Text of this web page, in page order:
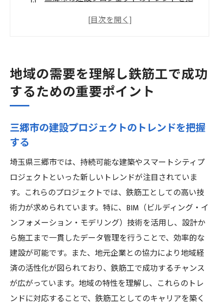
地元住民のニーズに応えるためのアプロー
チ
地元企業と協力するメリットを考える
必要な技術を磨くためのトレーニング法
鉄筋工に関連する主要な資格とは
資格取得がキャリアに与える影響
継続的なスキルアップの方法
現場で即戦力となる知識の習得方法
技術と経験を活かしたプロジェクト参入法
三郷市で鉄筋工として成功するためのコミュニ
ティの力
地元コミュニティとの連携の重要性
地域の需要を理解し鉄筋工で成功
するための重要ポイント
三郷市の建設プロジェクトのトレンドを把握
する
埼玉県三郷市では、持続可能な建築やスマートシティプ
ロジェクトといった新しいトレンドが注目されていま
す。これらのプロジェクトでは、鉄筋工としての高い技
術力が求められています。特に、BIM（ビルディング・イ
ンフォメーション・モデリング）技術を活用し、設計か
ら施工まで一貫したデータ管理を行うことで、効率的な
建設が可能です。また、地元企業との協力により地域経
済の活性化が図られており、鉄筋工で成功するチャンス
が広がっています。地域の特性を理解し、これらのトレ
ンドに対応することで、鉄筋工としてのキャリアを築く